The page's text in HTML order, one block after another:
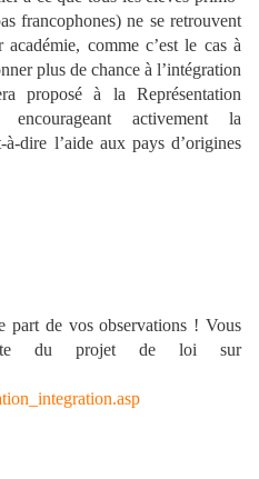
francophones) ne se retrouvent
comme c’est le cas à
plus de chance à l’intégration
proposé à la Représentation
activement la
à-dire l’aide aux pays d’origines
part de vos observations ! Vous
du projet de loi sur